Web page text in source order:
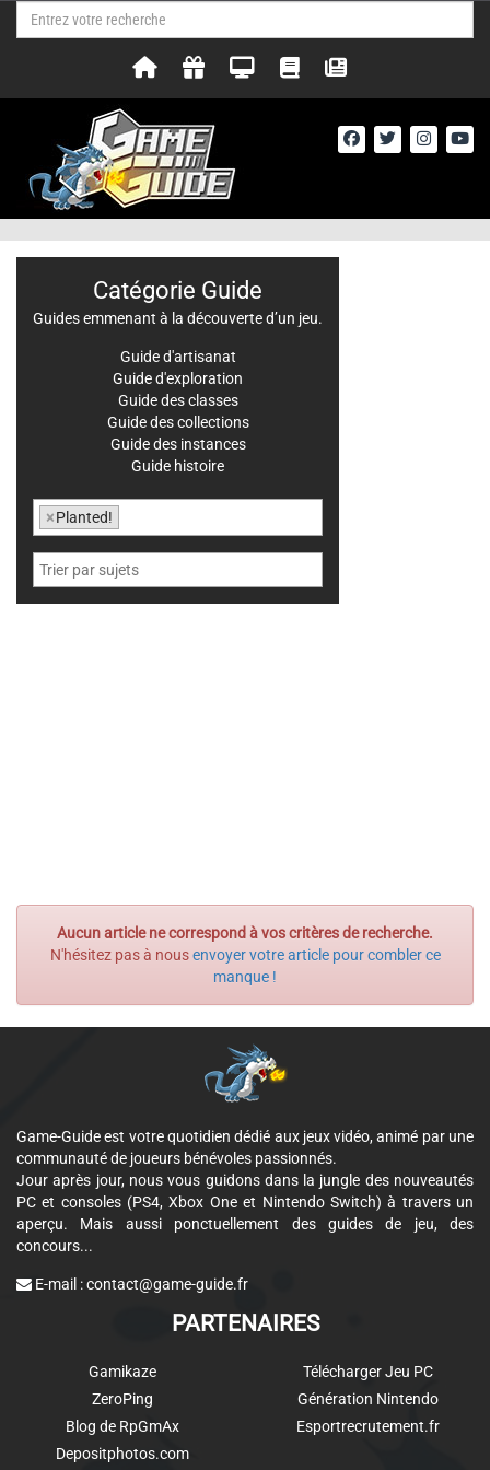
Aucun article ne correspond à vos critères de recherche.
N'hésitez pas à nousenvoyer votre article pour combler ce
manque !
Catégorie Guide
Guides emmenant à la découverte d’un jeu.
Guide d'artisanat
Guide d'exploration
Guide des classes
Guide des collections
Guide des instances
Guide histoire
×Planted!
Game-Guide est votre quotidien dédié aux jeux vidéo, animé par une
communauté de joueurs bénévoles passionnés.
Jour après jour, nous vous guidons dans la jungle des nouveautés
PC et consoles (PS4, Xbox One et Nintendo Switch) à travers un
aperçu. Mais aussi ponctuellement des guides de jeu, des
concours...
E-mail :contact@game-guide.fr
PARTENAIRES
Gamikaze
ZeroPing
Blog de RpGmAx
Depositphotos.com
Télécharger Jeu PC
Génération Nintendo
Esportrecrutement.fr